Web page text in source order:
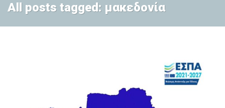
All posts tagged: μακεδονία